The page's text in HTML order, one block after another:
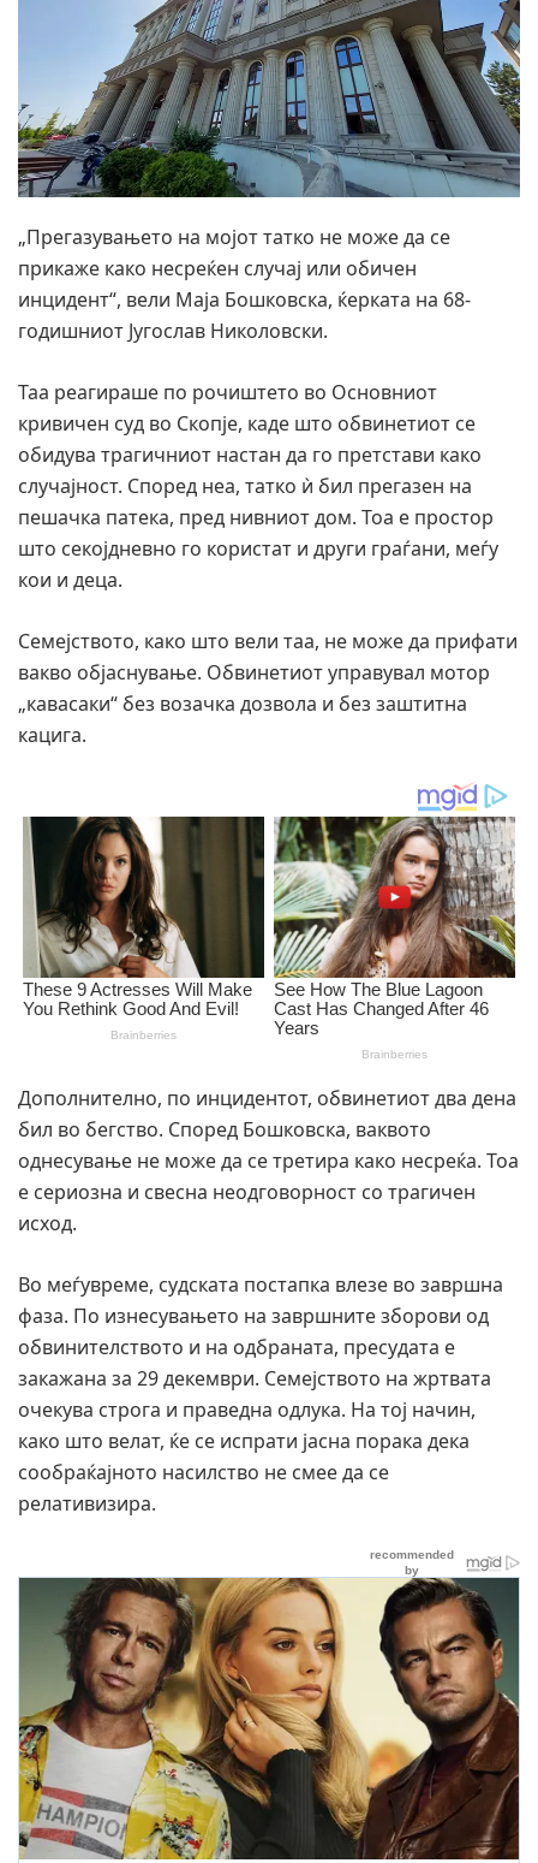
„Прегазувањето на мојот татко не може да се
прикаже како несреќен случај или обичен
инцидент“, вели Маја Бошковска, ќерката на 68-
годишниот Југослав Николовски.
Таа реагираше по рочиштето во Основниот
кривичен суд во Скопје, каде што обвинетиот се
обидува трагичниот настан да го претстави како
случајност. Според неа, татко ѝ бил прегазен на
пешачка патека, пред нивниот дом. Тоа е простор
што секојдневно го користат и други граѓани, меѓу
кои и деца.
Семејството, како што вели таа, не може да прифати
вакво објаснување. Обвинетиот управувал мотор
„кавасаки“ без возачка дозвола и без заштитна
кацига.
Дополнително, по инцидентот, обвинетиот два дена
бил во бегство. Според Бошковска, ваквото
однесување не може да се третира како несреќа. Тоа
е сериозна и свесна неодговорност со трагичен
исход.
Во меѓувреме, судската постапка влезе во завршна
фаза. По изнесувањето на завршните зборови од
обвинителството и на одбраната, пресудата е
закажана за 29 декември. Семејството на жртвата
очекува строга и праведна одлука. На тој начин,
како што велат, ќе се испрати јасна порака дека
сообраќајното насилство не смее да се
релативизира.